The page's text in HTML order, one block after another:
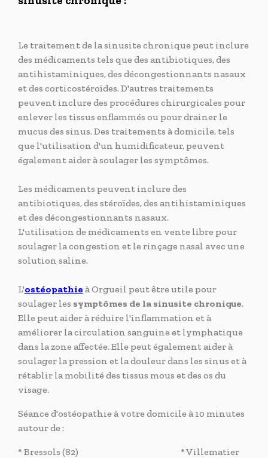
Le traitement de la sinusite chronique peut inclure
des médicaments tels que des antibiotiques, des
antihistaminiques, des décongestionnants nasaux
et des corticostéroïdes. D'autres traitements
peuvent inclure des procédures chirurgicales pour
enlever les tissus enflammés ou pour drainer le
mucus des sinus. Des traitements à domicile, tels
que l'utilisation d'un humidificateur, peuvent
également aider à soulager les symptômes.
Les médicaments peuvent inclure des
antibiotiques, des stéroïdes, des antihistaminiques
et des décongestionnants nasaux.
L'utilisation de médicaments en vente libre pour
soulager la congestion et le rinçage nasal avec une
solution saline.
L'ostéopathie à Orgueil peut être utile pour
soulager les symptômes de la sinusite chronique.
Elle peut aider à réduire l'inflammation et à
améliorer la circulation sanguine et lymphatique
dans la zone affectée. Elle peut également aider à
soulager la pression et la douleur dans les sinus et à
rétablir la mobilité des tissus mous et des os du
visage.
Séance d'ostéopathie à votre domicile à 10 minutes
autour de :
* Bressols (82) * Villematier